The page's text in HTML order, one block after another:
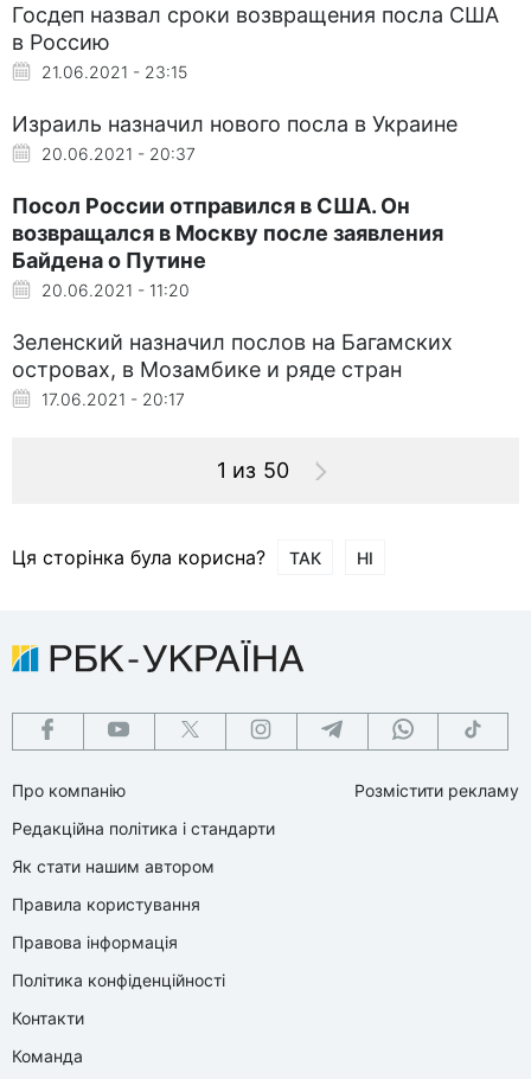
Госдеп назвал сроки возвращения посла США
в Россию
21.06.2021 - 23:15
Израиль назначил нового посла в Украине
20.06.2021 - 20:37
Посол России отправился в США. Он
возвращался в Москву после заявления
Байдена о Путине
20.06.2021 - 11:20
Зеленский назначил послов на Багамских
островах, в Мозамбике и ряде стран
17.06.2021 - 20:17
1 из 50
Ця сторінка була корисна? ТАК НІ
Про компанію
Редакційна політика і стандарти
Як стати нашим автором
Правила користування
Правова інформація
Політика конфіденційності
Контакти
Команда
Розмістити рекламу